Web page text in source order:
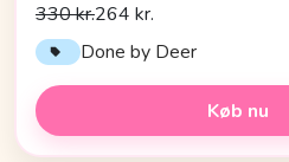
330 kr.264 kr.
Done by Deer
Køb nu